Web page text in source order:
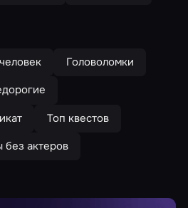
Головоломки
Топ квестов
без актеров